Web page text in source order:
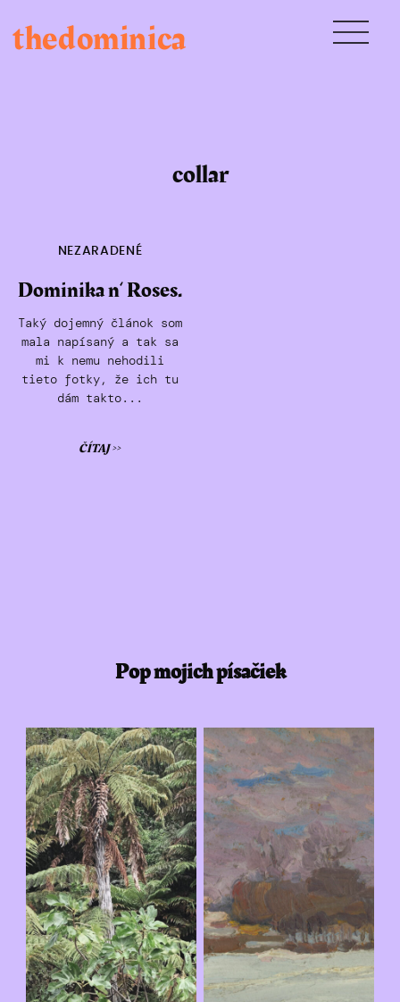
to
content
thedominica
collar
NEZARADENÉ
Dominika n‘ Roses.
Taký dojemný článok som
mala napísaný a tak sa
mi k nemu nehodili
tieto fotky, že ich tu
dám takto...
ČÍTAJ >>
Pop mojich písačiek